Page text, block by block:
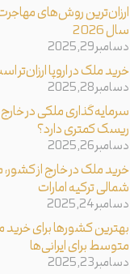
ارزان‌ترین روش‌های مهاجرت
سال 2026
دسامبر 29, 2025
خرید ملک در اروپا ارزان‌تر
دسامبر 28, 2025
سرمایه‌گذاری ملکی در خارج
ریسک کمتری دارد؟
دسامبر 26, 2025
خرید ملک در خارج از
شمالی ترکیه امارات
دسامبر 24, 2025
بهترین کشورها برای خرید
متوسط برای ایرانی‌ها
دسامبر 23, 2025